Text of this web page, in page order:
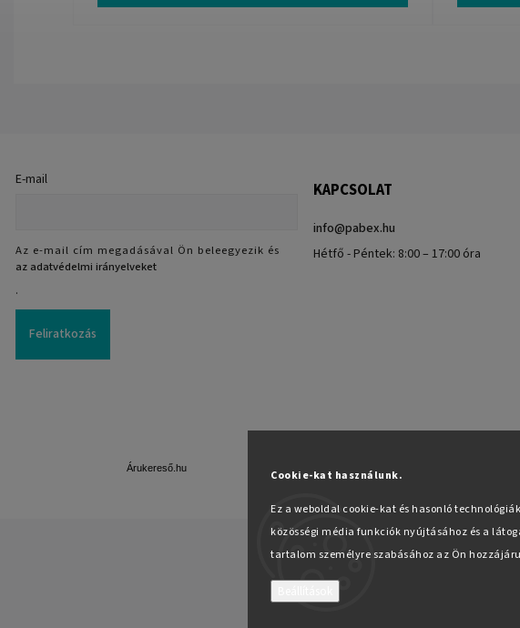
Cookie-kat használunk.
Ez a weboldal cookie-kat és hasonló
közösségi média funkciók nyújtásához és a
tartalom személyre szabásához az Ön
E-mail
Az e-mail cím megadásával Ön beleegyezik és
az adatvédelmi irányelveket
.
Feliratkozás
KAPCSOLAT
info@pabex.hu
Hétfő - Péntek: 8:00 – 17:00 óra
Árukereső.hu